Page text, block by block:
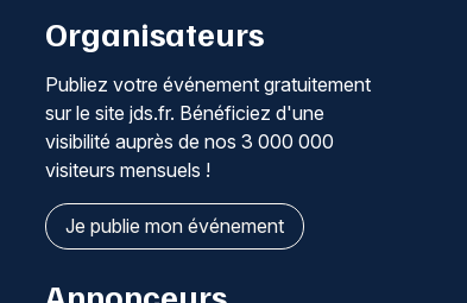
Organisateurs
Publiez votre événement gratuitement
sur le site jds.fr. Bénéficiez d'une
visibilité auprès de nos 3 000 000
visiteurs mensuels !
Je publie mon événement